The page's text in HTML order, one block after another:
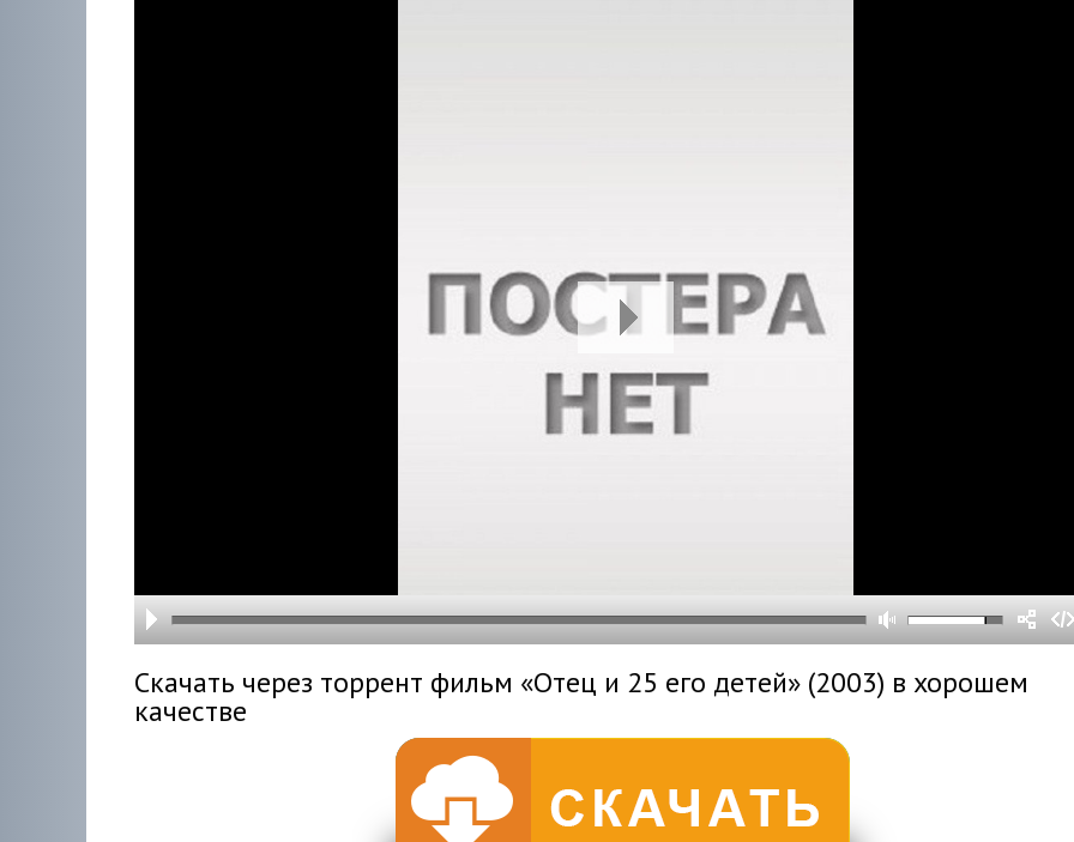
Скачать через торрент фильм «Отец и 25 его детей» (2003) в хорошем
качестве